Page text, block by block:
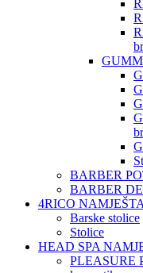
BARBER
BARBER
4RICO
Barske stolice
Stolice
HEAD SPA
PLEASURE